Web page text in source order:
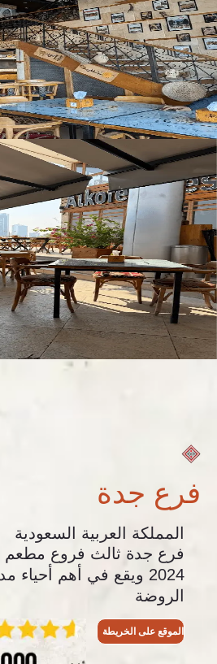
فرع جدة
المملكة العربية السعودية
فرع جدة ثالث فروع مطعم
2024 ويقع في أهم
الروضة
الموقع على الخريطة